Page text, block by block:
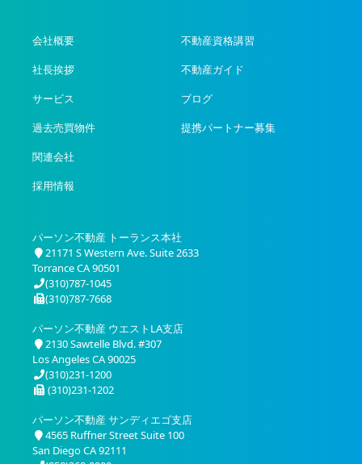
会社概要
社長挨拶
サービス
過去売買物件
関連会社
採用情報
不動産資格講習
不動産ガイド
ブログ
提携パートナー募集
パーソン不動産 トーランス本社
21171 S Western Ave. Suite 2633
Torrance CA 90501
(310)787-1045
(310)787-7668
パーソン不動産 ウエストLA支店
2130 Sawtelle Blvd. #307
Los Angeles CA 90025
(310)231-1200
(310)231-1202
パーソン不動産 サンディエゴ支店
4565 Ruffner Street Suite 100
San Diego CA 92111